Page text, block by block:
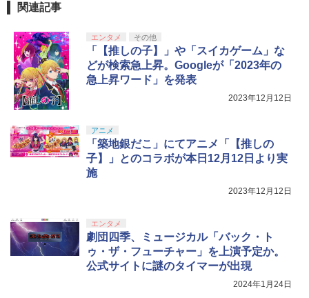
関連記事
エンタメ その他
「【推しの子】」や「スイカゲーム」な
どが検索急上昇。Googleが「2023年の
急上昇ワード」を発表
2023年12月12日
アニメ
「築地銀だこ」にてアニメ「【推しの
子】」とのコラボが本日12月12日より実
施
2023年12月12日
エンタメ
劇団四季、ミュージカル「バック・ト
ゥ・ザ・フューチャー」を上演予定か。
公式サイトに謎のタイマーが出現
2024年1月24日